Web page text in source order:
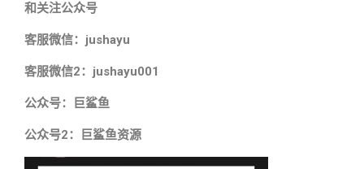
和关注公众号
客服微信：jushayu
客服微信2：jushayu001
公众号：巨鲨鱼
公众号2：巨鲨鱼资源